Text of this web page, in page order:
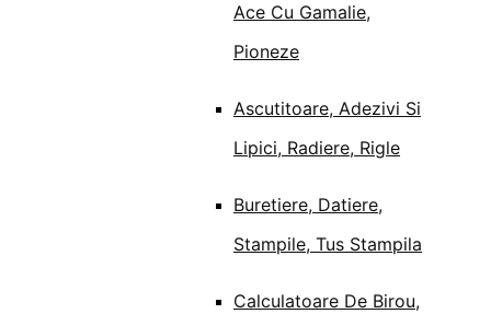
Ace Cu Gamalie,
Pioneze
Ascutitoare, Adezivi Si
Lipici, Radiere, Rigle
Buretiere, Datiere,
Stampile, Tus Stampila
Calculatoare De Birou,